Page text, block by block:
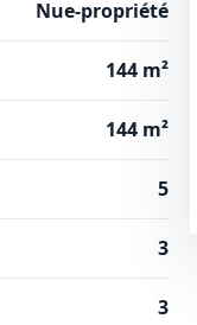
Nue-propriété
144 m²
144 m²
5
3
3